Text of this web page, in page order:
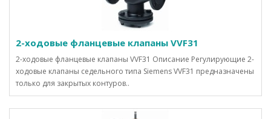
2-ходовые фланцевые клапаны VVF31
2-ходовые фланцевые клапаны VVF31 Описание Регулирующие 2-
ходовые клапаны седельного типа Siemens VVF31 предназначены
только для закрытых контуров..